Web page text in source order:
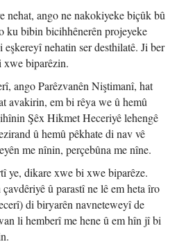
nehat, ango ne nakokiyeke biçûk bû
ku bibin bicihhênerên projeyeke
nehatin ser desthilatê. Ji ber
xwe biparêzin.
ango Parêzvanên Niştimanî, hat
avakirin, em bi rêya we û hemû
Şêx Hikmet Heceriyê lehengê
û hemû pêkhate di nav vê
me nînin, perçebûna me nîne.
ye, dikare xwe bi xwe biparêze.
û parastî ne lê em heta îro
di biryarên navneteweyî de
li hemberî me hene û em hîn jî bi